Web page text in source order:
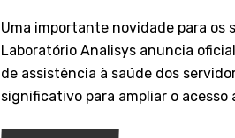
Uma importante novidade para os
Laboratório Analisys anuncia
de assistência à saúde dos
significativo para ampliar o